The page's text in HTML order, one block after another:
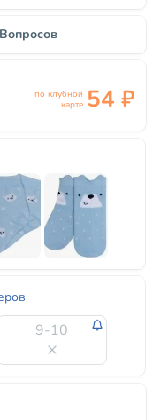
9-10
по клубной
карте 54 ₽